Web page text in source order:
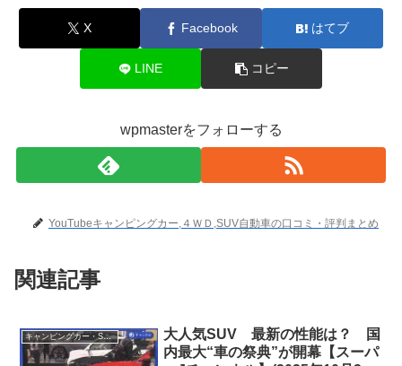
X Facebook はてブ
LINE コピー
wpmasterをフォローする
YouTubeキャンピングカー,４ＷＤ,SUV自動車の口コミ・評判まとめ
関連記事
キャンピングカー・SUV人気車種
大人気SUV 最新の性能は？ 国
内最大“車の祭典”が開幕【スーパ